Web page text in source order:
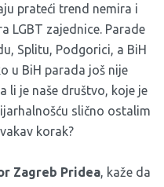
prateći trend nemira i
LGBT zajednice. Parade
Splitu, Podgorici, a BiH
u BiH parada još nije
li je naše društvo, koje je
slično ostalim
korak?
Zagreb Pridea, kaže da